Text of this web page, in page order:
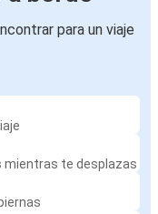
para un viaje
te desplazas